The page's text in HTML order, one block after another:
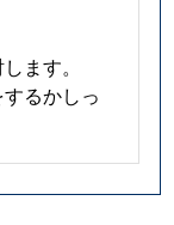
ます。
るかしっ